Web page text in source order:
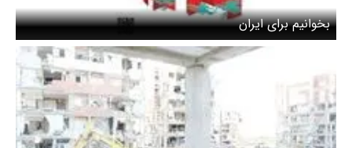
بخوانیم برای ایران